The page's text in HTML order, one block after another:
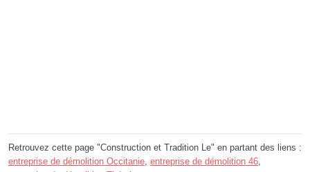
Retrouvez cette page "Construction et Tradition Le" en partant des liens :
entreprise de démolition Occitanie, entreprise de démolition 46,